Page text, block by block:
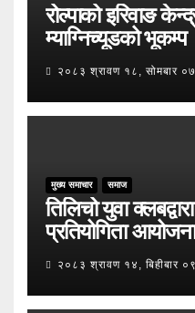
रोल्पाको इरिवाङ
म्याग्निच्यूडको भूकम्प
२०८३ श्रावण १८, सोमबार
मुख्य समाचार समाज
तिलिचो युवा
प्रतियोगिता आयोजना
२०८३ श्रावण १४, बिहीबार